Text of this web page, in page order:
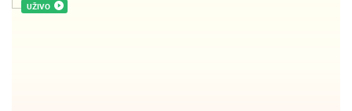
UŽIVO